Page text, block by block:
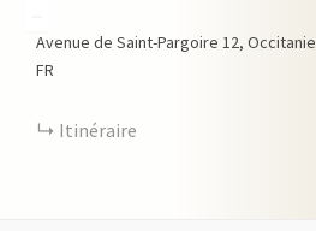
Avenue de Saint-Pargoire 12 Occitanie
FR
Itinéraire